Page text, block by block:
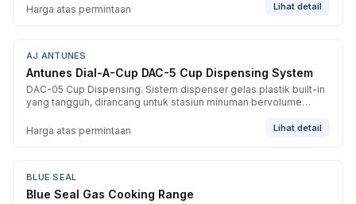
Harga atas permintaan
Lihat detail
BARU
AJ ANTUNES
Antunes Dial-A-Cup DAC-5 Cup Dispensing System
DAC-05 Cup Dispensing. Sistem dispenser gelas plastik built-in
yang tangguh, dirancang untuk stasiun minuman bervolume
modern.
Harga atas permintaan Lihat detail
BARU
BLUE SEAL
Blue Seal Gas Cooking Range